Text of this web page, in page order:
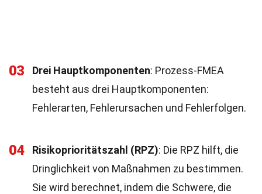
03 Drei Hauptkomponenten: Prozess-FMEA
besteht aus drei Hauptkomponenten:
Fehlerarten, Fehlerursachen und Fehlerfolgen.
04 Risikoprioritätszahl (RPZ): Die RPZ hilft, die
Dringlichkeit von Maßnahmen zu bestimmen.
Sie wird berechnet, indem die Schwere, die